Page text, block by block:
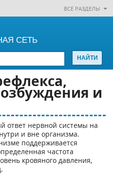
ВСЕ РАЗДЕЛЫ
СЕТЬ
и
ответ нервной системы на
и вне организма.
поддерживается
частота
кровяного давления,